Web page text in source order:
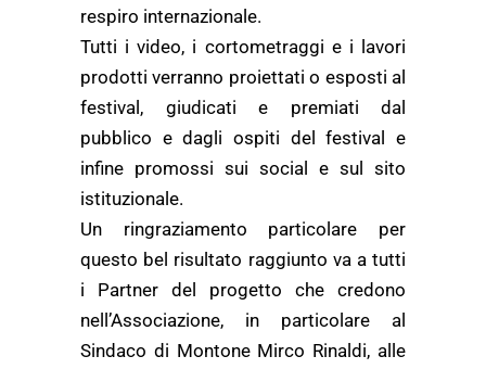
respiro internazionale.
Tutti i video, i cortometraggi e i lavori
prodotti verranno proiettati o esposti al
festival, giudicati e premiati dal
pubblico e dagli ospiti del festival e
infine promossi sui social e sul sito
istituzionale.
Un ringraziamento particolare per
questo bel risultato raggiunto va a tutti
i Partner del progetto che credono
nell’Associazione, in particolare al
Sindaco di Montone Mirco Rinaldi, alle